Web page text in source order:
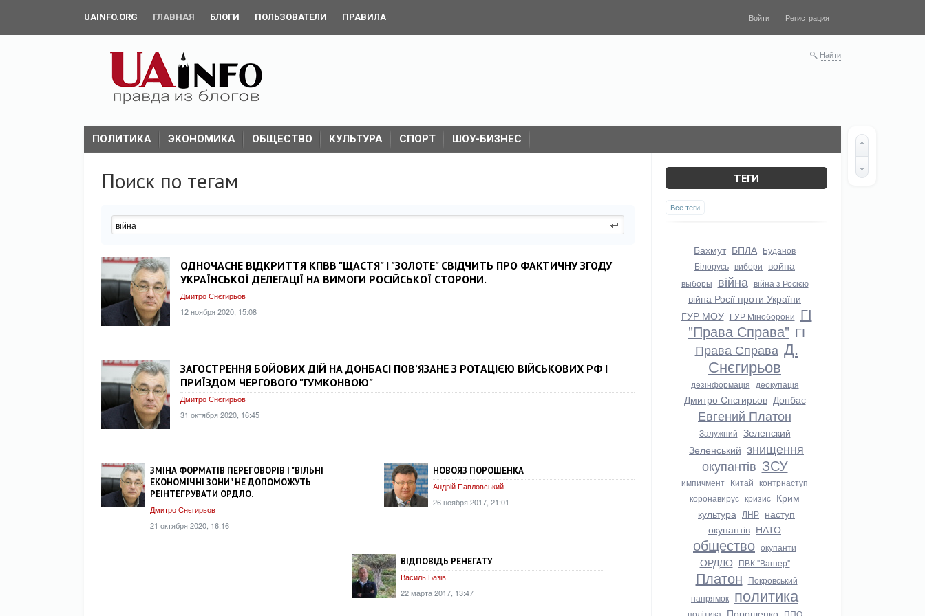
UAINFO.ORG ГЛАВНАЯ БЛОГИ ПОЛЬЗОВАТЕЛИ ПРАВИЛА Войти Регистрация
Найти
ПОЛИТИКА ЭКОНОМИКА ОБЩЕСТВО КУЛЬТУРА СПОРТ ШОУ-БИЗНЕС
Поиск по тегам
ОДНОЧАСНЕ ВІДКРИТТЯ КПВВ "ЩАСТЯ" І "ЗОЛОТЕ" СВІДЧИТЬ ПРО ФАКТИЧНУ ЗГОДУ
УКРАЇНСЬКОЇ ДЕЛЕГАЦІЇ НА ВИМОГИ РОСІЙСЬКОЇ СТОРОНИ.
Дмитро Снєгирьов
12 ноября 2020, 15:08
ЗАГОСТРЕННЯ БОЙОВИХ ДІЙ НА ДОНБАСІ ПОВ’ЯЗАНЕ З РОТАЦІЄЮ ВІЙСЬКОВИХ РФ І
ПРИЇЗДОМ ЧЕРГОВОГО "ГУМКОНВОЮ"
Дмитро Снєгирьов
31 октября 2020, 16:45
ЗМІНА ФОРМАТІВ ПЕРЕГОВОРІВ І "ВІЛЬНІ
ЕКОНОМІЧНІ ЗОНИ" НЕ ДОПОМОЖУТЬ
РЕІНТЕГРУВАТИ ОРДЛО.
Дмитро Снєгирьов
21 октября 2020, 16:16
НОВОЯЗ ПОРОШЕНКА
Андрій Павловський
26 ноября 2017, 21:01
ВІДПОВІДЬ РЕНЕГАТУ
Василь Базів
22 марта 2017, 13:47
ТЕГИ
Все теги
Бахмут БПЛА Буданов
Білорусь вибори война
выборы війна війна з Росією
війна Росії проти України
ГУР МОУ ГУР Міноборони ГІ
"Права Справа" ГІ
Права Справа Д.
Снєгирьов
дезінформація деокупація
Дмитро Снєгирьов Донбас
Евгений Платон
Залужний Зеленский
Зеленський знищення
окупантів ЗСУ
импичмент Китай контрнаступ
коронавирус кризис Крим
культура ЛНР наступ
окупантів НАТО
общество окупанти
ОРДЛО ПВК "Вагнер"
Платон Покровський
напрямок политика
політика Порошенко ППО